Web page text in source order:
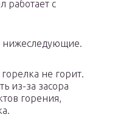
работает с
нижеследующие.
не горит.
из-за засора
горения,